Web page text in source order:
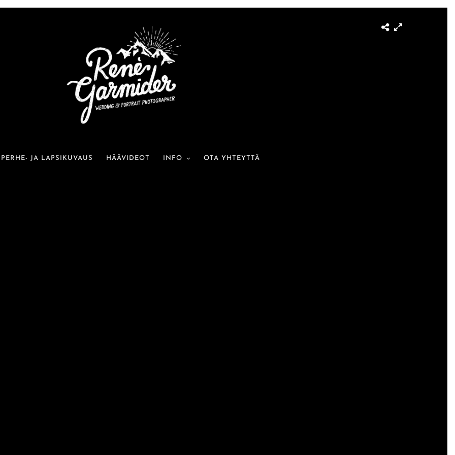
PERHE- JA LAPSIKUVAUS HÄÄVIDEOT INFO OTA YHTEYTTÄ